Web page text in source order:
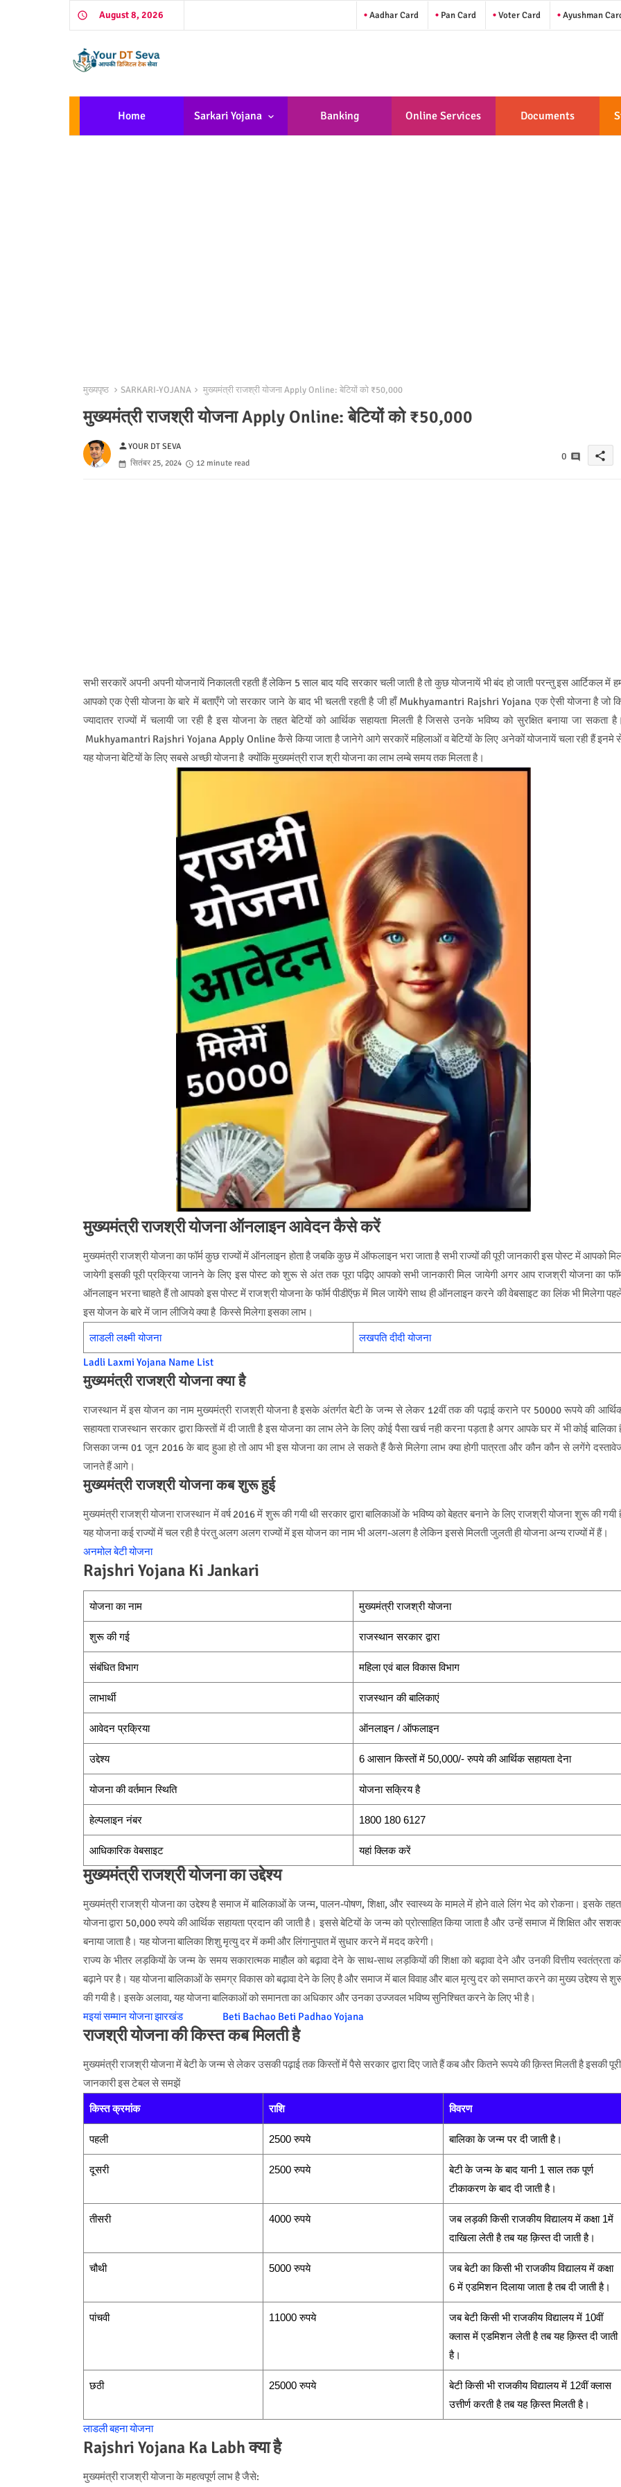
August 8, 2026 Aadhar Card Pan Card Voter Card Ayushman
Home Sarkari Yojana Banking Online Services Documents
मुख्यपृष्ठ SARKARI-YOJANA मुख्यमंत्री राजश्री योजना Apply Online: बेटियों को ₹50,000
मुख्यमंत्री राजश्री योजना Apply Online: बेटियों को ₹50,000
personYOUR DT SEVA
सितंबर 25, 2024
12 minute read
0 share
सभी सरकारें अपनी अपनी योजनायें निकालती रहती हैं लेकिन 5 साल बाद यदि सरकार चली जाती है तो कुछ योजनायें भी बंद हो जाती परन्तु इस आर्टिकल में
आपको एक ऐसी योजना के बारे में बताएँगे जो सरकार जाने के बाद भी चलती रहती है जी हाँ Mukhyamantri Rajshri Yojana एक ऐसी योजना है जो
ज्यादातर राज्यों में चलायी जा रही है इस योजना के तहत बेटियों को आर्थिक सहायता मिलती है जिससे उनके भविष्य को सुरक्षित बनाया जा सकता है।
Mukhyamantri Rajshri Yojana Apply Online कैसे किया जाता है जानेगे आगे सरकारें महिलाओं व बेटियों के लिए अनेकों योजनायें चला रही हैं इनमे
यह योजना बेटियों के लिए सबसे अच्छी योजना है क्योंकि मुख्यमंत्री राज श्री योजना का लाभ लम्बे समय तक मिलता है।
मुख्यमंत्री राजश्री योजना ऑनलाइन आवेदन कैसे करें
मुख्यमंत्री राजश्री योजना का फॉर्म कुछ राज्यों में ऑनलाइन होता है जबकि कुछ में ऑफलाइन भरा जाता है सभी राज्यों की पूरी जानकारी इस पोस्ट में आपको
जायेगी इसकी पूरी प्रक्रिया जानने के लिए इस पोस्ट को शुरू से अंत तक पूरा पढ़िए आपको सभी जानकारी मिल जायेगी अगर आप राजश्री योजना का
ऑनलाइन भरना चाहते हैं तो आपको इस पोस्ट में राजश्री योजना के फॉर्म पीडीऍफ़ में मिल जायेंगे साथ ही ऑनलाइन करने की वेबसाइट का लिंक भी मिलेगा
इस योजन के बारे में जान लीजिये क्या है किस्से मिलेगा इसका लाभ।
लाडली लक्ष्मी योजना लखपति दीदी योजना
Ladli Laxmi Yojana Name List
मुख्यमंत्री राजश्री योजना क्या है
राजस्थान में इस योजन का नाम मुख्यमंत्री राजश्री योजना है इसके अंतर्गत बेटी के जन्म से लेकर 12वीं तक की पढ़ाई कराने पर 50000 रूपये की
सहायता राजस्थान सरकार द्वारा किस्तों में दी जाती है इस योजना का लाभ लेने के लिए कोई पैसा खर्च नही करना पड़ता है अगर आपके घर में भी कोई बालिका
जिसका जन्म 01 जून 2016 के बाद हुआ हो तो आप भी इस योजना का लाभ ले सकते हैं कैसे मिलेगा लाभ क्या होगी पात्रता और कौन कौन से लगेंगे
जानते हैं आगे।
मुख्यमंत्री राजश्री योजना कब शुरू हुई
मुख्यमंत्री राजश्री योजनाराजस्थान में वर्ष 2016 में शुरू की गयी थीसरकार द्वारा बालिकाओं के भविष्य को बेहतर बनाने के लिए राजश्री योजना शुरू की गयी
यह योजना कई राज्यों में चल रही है पंरतु अलग अलग राज्यों में इस योजन का नाम भी अलग-अलग है लेकिन इससे मिलती जुलती ही योजना अन्य राज्यों में हैं।
अनमोल बेटी योजना
Rajshri Yojana Ki Jankari
योजना का नाम मुख्यमंत्री राजश्री योजना
शुरू की गई राजस्थान सरकार द्वारा
संबंधित विभाग महिला एवं बाल विकास विभाग
लाभार्थी राजस्थान की बालिकाएं
आवेदन प्रक्रिया ऑनलाइन / ऑफलाइन
उद्देश्य 6 आसान किस्तों में 50,000/- रुपये की आर्थिक सहायता देना
योजना की वर्तमान स्थिति योजना सक्रिय है
हेल्पलाइन नंबर 1800 180 6127
आधिकारिक वेबसाइट यहां क्लिक करें
मुख्यमंत्री राजश्री योजना का उद्देश्य
मुख्यमंत्री राजश्री योजना का उद्देश्य है समाज में बालिकाओं के जन्म, पालन-पोषण, शिक्षा, और स्वास्थ्य के मामले में होने वाले लिंग भेद को रोकना। इसके
योजना द्वारा 50,000 रुपये की आर्थिक सहायता प्रदान की जाती है। इससे बेटियों के जन्म को प्रोत्साहित किया जाता है और उन्हें समाज में शिक्षित और
बनाया जाता है। यह योजना बालिका शिशु मृत्यु दर में कमी और लिंगानुपात में सुधार करने में मदद करेगी।
राज्य के भीतर लड़कियों के जन्म के समय सकारात्मक माहौल को बढ़ावा देने के साथ-साथ लड़कियों की शिक्षा को बढ़ावा देने और उनकी वित्तीय स्वतंत्रता
बढ़ाने पर है। यह योजना बालिकाओं के समग्र विकास को बढ़ावा देने के लिए है और समाज में बाल विवाह और बाल मृत्यु दर को समाप्त करने का मुख्य उद्देश्य से
की गयी है। इसके अलावा, यह योजना बालिकाओं को समानता का अधिकार और उनका उज्जवल भविष्य सुनिश्चित करने के लिए भी है।
मइयां सम्मान योजना झारखंड
Beti Bachao Beti Padhao Yojana
राजश्री योजना की किस्त कब मिलती है
मुख्यमंत्री राजश्री योजना में बेटी के जन्म से लेकर उसकी पढ़ाई तक किस्तों में पैसे सरकार द्वारा दिए जाते हैं कब और कितने रूपये की क़िस्त मिलती है इसकी पूरी
जानकारी इस टेबल से समझें
किस्त क्रमांक राशि विवरण
पहली 2500 रुपये बालिका के जन्म पर दी जाती है।
दूसरी 2500 रुपये
बेटी के जन्म के बाद यानी 1 साल तक पूर्ण
टीकाकरण के बाद दी जाती है।
तीसरी 4000 रुपये
जब लड़की किसी राजकीय विद्यालय में कक्षा 1में
दाखिला लेती है तब यह क़िस्त दी जाती है।
चौथी 5000 रुपये
जब बेटी का किसी भी राजकीय विद्यालय में कक्षा
6 में एडमिशन दिलाया जाता है तब दी जाती है।
पांचवी 11000 रुपये
जब बेटी किसी भी राजकीय विद्यालय में 10वीं
क्लास में एडमिशन लेती है तब यह क़िस्त दी जाती
है।
छठी 25000 रुपये
बेटी किसी भी राजकीय विद्यालय में 12वीं क्लास
उत्तीर्ण करती है तब यह क़िस्त मिलती है।
लाडली बहना योजना
Rajshri Yojana Ka Labh क्या है
मुख्यमंत्री राजश्री योजना के महत्वपूर्ण लाभ है जैसे: